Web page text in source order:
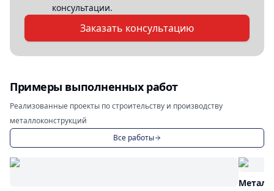
консультации.
Заказать консультацию
Примеры выполненных работ
Реализованные проекты по строительству и производству
металлоконструкций
Все работы